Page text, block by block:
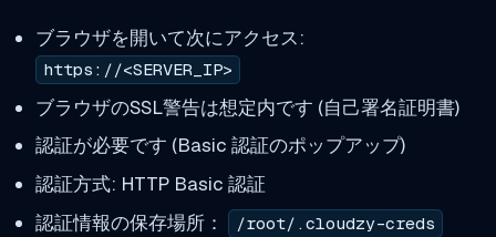
ブラウザを開いて次にアクセス:
https://<SERVER_IP>
ブラウザのSSL警告は想定内です (自己署名証明書)
認証が必要です (Basic 認証のポップアップ)
認証方式: HTTP Basic 認証
認証情報の保存場所：
/root/.cloudzy-creds